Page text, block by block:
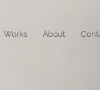
Works About